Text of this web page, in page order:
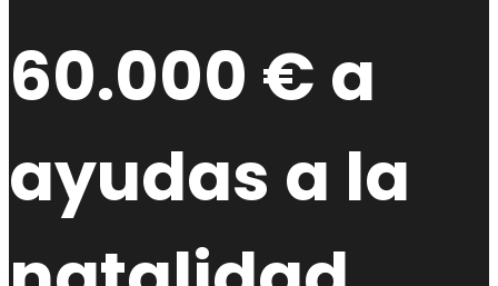
60.000 € a
ayudas a la